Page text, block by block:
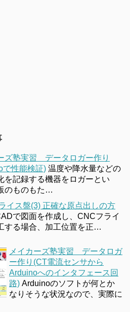
ズ塾実習 データロガー作り
で性能検証) 温度や降水量などの
を記録する機器をロガーとい
のものもた…
イス盤(3) 正確な原点出しの方
で図面を作成し、CNCフライ
する場合、加工位置を正…
メイカーズ塾実習 データロガ
ー作り(CT電流センサから
Arduinoへのインタフェース回
路) Arduinoのソフトが何とか
なりそうな状況なので、実際に